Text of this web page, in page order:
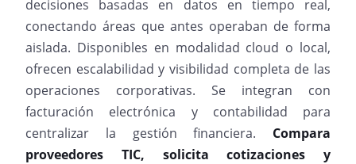
decisiones basadas en datos en tiempo real,
conectando áreas que antes operaban de forma
aislada. Disponibles en modalidad cloud o local,
ofrecen escalabilidad y visibilidad completa de las
operaciones corporativas. Se integran con
facturación electrónica y contabilidad para
centralizar la gestión financiera. Compara
proveedores TIC, solicita cotizaciones y